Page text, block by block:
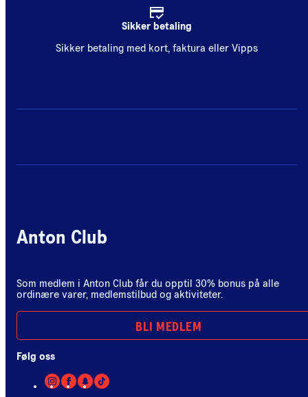
Sikker betaling
Sikker betaling med kort, faktura eller Vipps
Anton Club
Som medlem i Anton Club får du opptil 30% bonus på alle
ordinære varer, medlemstilbud og aktiviteter.
BLI MEDLEM
Følg oss